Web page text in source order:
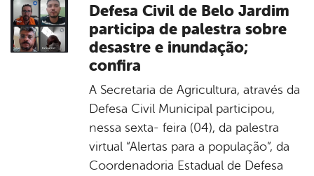
Defesa Civil de Belo Jardim
participa de palestra sobre
desastre e inundação;
confira
A Secretaria de Agricultura, através da
Defesa Civil Municipal participou,
nessa sexta- feira (04), da palestra
virtual “Alertas para a população”, da
Coordenadoria Estadual de Defesa